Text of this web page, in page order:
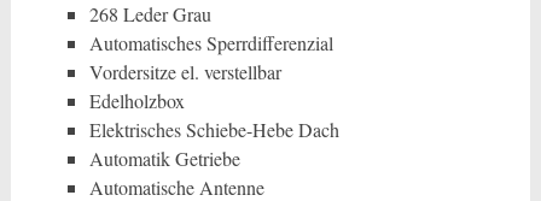
268 Leder Grau
Automatisches Sperrdifferenzial
Vordersitze el. verstellbar
Edelholzbox
Elektrisches Schiebe-Hebe Dach
Automatik Getriebe
Automatische Antenne